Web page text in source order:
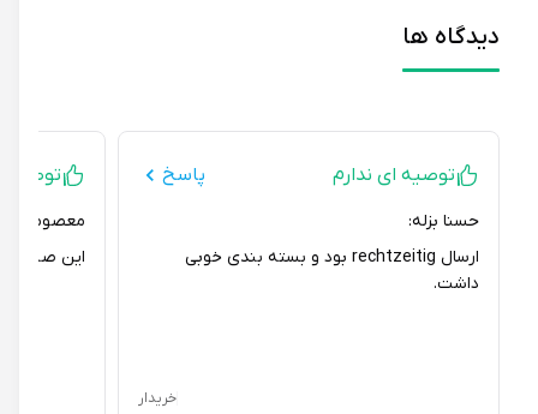
دیدگاه ها
توصیه ای ندارم پاسخ
حسنا بزله:
ارسال rechtzeitig بود و بسته بندی خوبی
داشت.
خریدار
توصیه ای
معصومه نخعی:
این صندل